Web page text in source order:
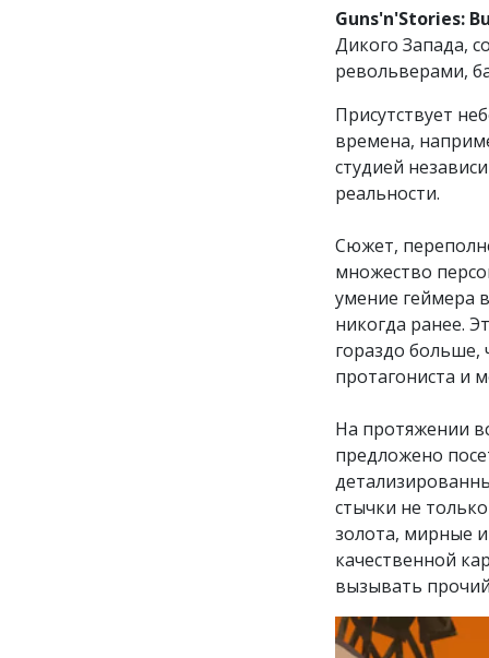
Guns'n'Stories:
Дикого Запада,
револьверами,
Присутствует
времена,
студией
реальности.
Сюжет,
множество
умение геймера
никогда ранее.
гораздо
протагониста и
На протяжении
предложено
стычки не
золота, мирные
качественной
вызывать